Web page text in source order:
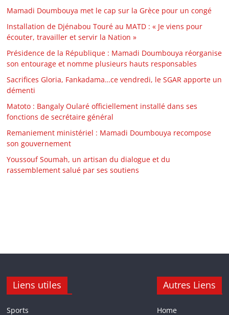
Mamadi Doumbouya met le cap sur la Grèce pour un congé
Installation de Djénabou Touré au MATD : « Je viens pour
écouter, travailler et servir la Nation »
Présidence de la République : Mamadi Doumbouya réorganise
son entourage et nomme plusieurs hauts responsables
Sacrifices Gloria, Fankadama…ce vendredi, le SGAR apporte un
démenti
Matoto : Bangaly Oularé officiellement installé dans ses
fonctions de secrétaire général
Remaniement ministériel : Mamadi Doumbouya recompose
son gouvernement
Youssouf Soumah, un artisan du dialogue et du
rassemblement salué par ses soutiens
Liens utiles
Sports
Autres Liens
Home